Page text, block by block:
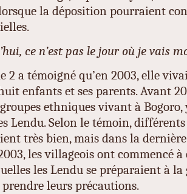
la déposition pourraient
ce n’est pas le jour où je vais
2 a témoigné qu’en 2003, elle
enfants et ses parents. Avant
ethniques vivant à Bogoro,
Lendu. Selon le témoin,
très bien, mais dans la
les villageois ont commencé
les Lendu se préparaient à la
leurs précautions.